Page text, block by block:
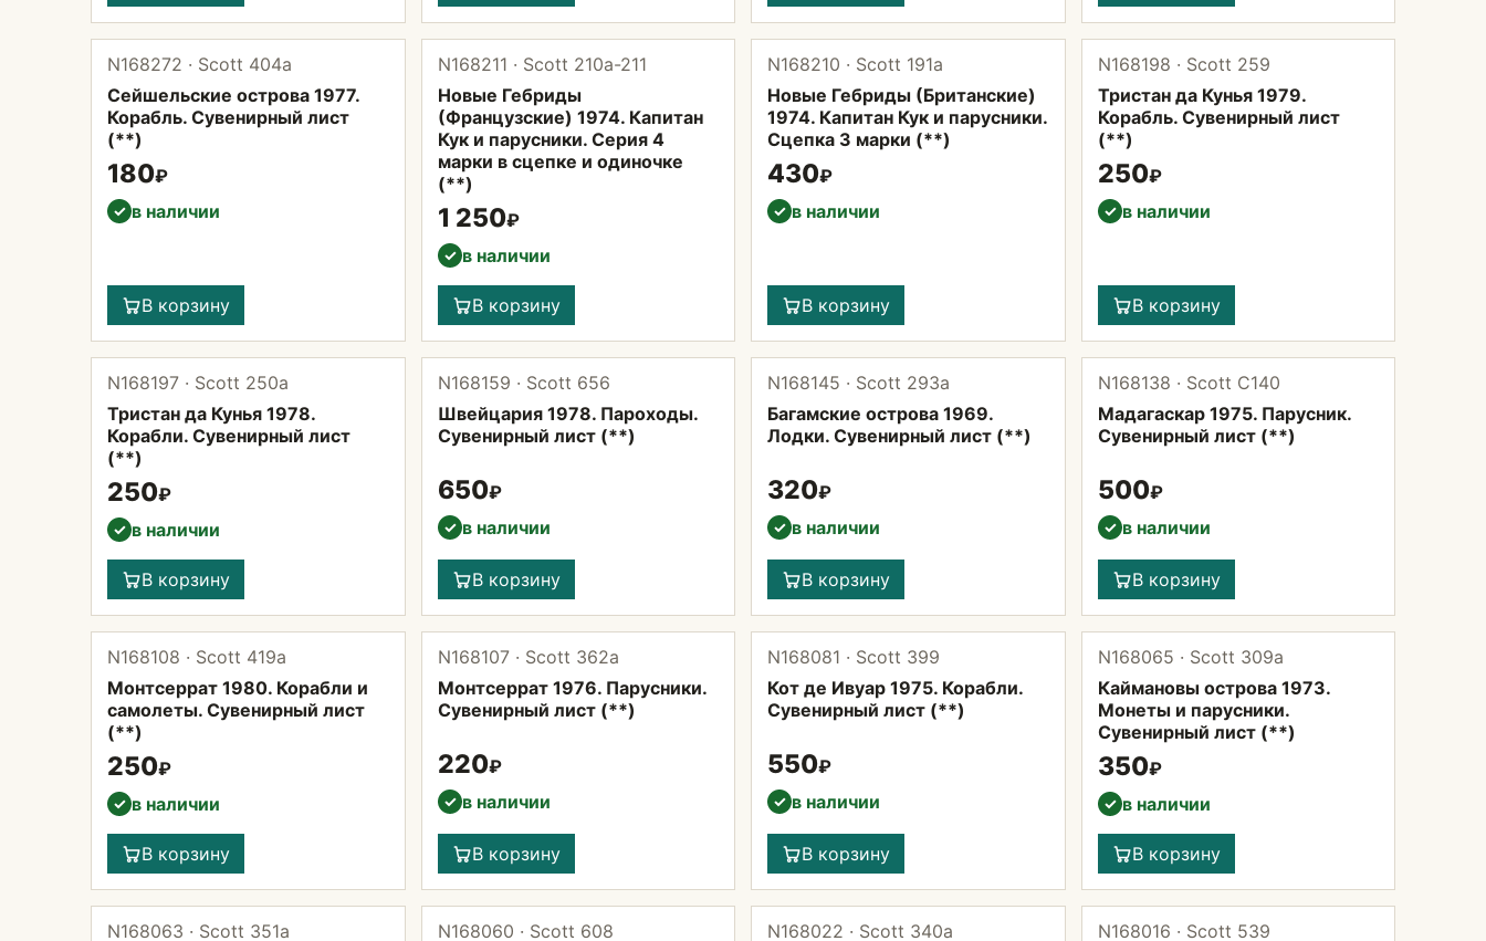
N168272 · Scott 404а
Сейшельские острова 1977.
Корабль. Сувенирный лист
(**)
180₽
✓ в наличии
В корзину
N168211 · Scott 210а-211
Новые Гебриды
(Французские) 1974. Капитан
Кук и парусники. Серия 4
марки в сцепке и одиночке
(**)
1 250₽
✓ в наличии
В корзину
N168210 · Scott 191а
Новые Гебриды (Британские)
1974. Капитан Кук и парусники.
Сцепка 3 марки (**)
430₽
✓ в наличии
В корзину
N168198 · Scott 259
Тристан да Кунья 1979.
Корабль. Сувенирный лист
(**)
250₽
✓ в наличии
В корзину
N168197 · Scott 250а
Тристан да Кунья 1978.
Корабли. Сувенирный лист
(**)
250₽
✓ в наличии
В корзину
N168159 · Scott 656
Швейцария 1978. Пароходы.
Сувенирный лист (**)
650₽
✓ в наличии
В корзину
N168145 · Scott 293а
Багамские острова 1969.
Лодки. Сувенирный лист (**)
320₽
✓ в наличии
В корзину
N168138 · Scott С140
Мадагаскар 1975. Парусник.
Сувенирный лист (**)
500₽
✓ в наличии
В корзину
N168108 · Scott 419а
Монтсеррат 1980. Корабли и
самолеты. Сувенирный лист
(**)
250₽
✓ в наличии
В корзину
N168107 · Scott 362а
Монтсеррат 1976. Парусники.
Сувенирный лист (**)
220₽
✓ в наличии
В корзину
N168081 · Scott 399
Кот де Ивуар 1975. Корабли.
Сувенирный лист (**)
550₽
✓ в наличии
В корзину
N168065 · Scott 309а
Каймановы острова 1973.
Монеты и парусники.
Сувенирный лист (**)
350₽
✓ в наличии
В корзину
N168063 · Scott 351а N168060 · Scott 608 N168022 · Scott 340а N168016 · Scott 539